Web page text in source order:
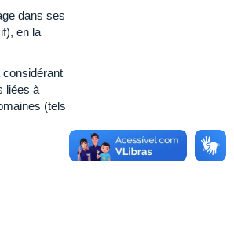
dans ses
en la
liées à
(tels